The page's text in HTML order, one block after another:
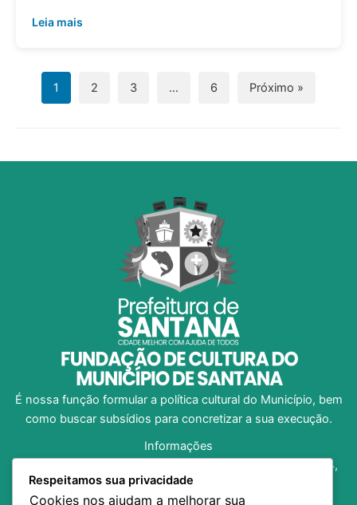
Leia mais
1 2 3 … 6 Próximo »
É nossa função formular a política cultural do Município, bem
como buscar subsídios para concretizar a sua execução.
Informações
Av. Dom Pedro I, no 1312, Bairro Central, CEP 68.925-204,
Santana/AP
Respeitamos sua privacidade
Cookies nos ajudam a melhorar sua